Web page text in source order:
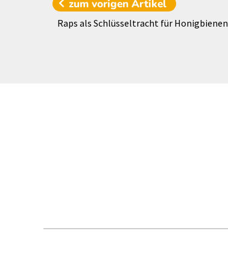
zum vorigenArtikel
Raps als Schlüsseltracht für Honigbienen